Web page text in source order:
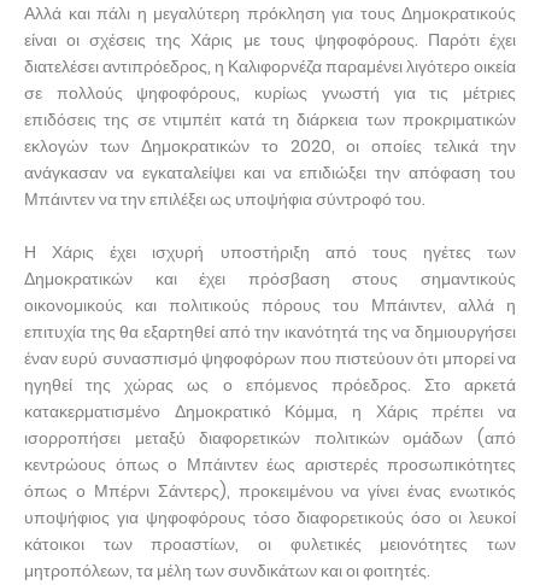
Αλλά και πάλι η μεγαλύτερη πρόκληση για τους Δημοκρατικούς
είναι οι σχέσεις της Χάρις με τους ψηφοφόρους. Παρότι έχει
διατελέσει αντιπρόεδρος, η Καλιφορνέζα παραμένει λιγότερο οικεία
σε πολλούς ψηφοφόρους, κυρίως γνωστή για τις μέτριες
επιδόσεις της σε ντιμπέιτ κατά τη διάρκεια των προκριματικών
εκλογών των Δημοκρατικών το 2020, οι οποίες τελικά την
ανάγκασαν να εγκαταλείψει και να επιδιώξει την απόφαση του
Μπάιντεν να την επιλέξει ως υποψήφια σύντροφό του.
Η Χάρις έχει ισχυρή υποστήριξη από τους ηγέτες των
Δημοκρατικών και έχει πρόσβαση στους σημαντικούς
οικονομικούς και πολιτικούς πόρους του Μπάιντεν, αλλά η
επιτυχία της θα εξαρτηθεί από την ικανότητά της να δημιουργήσει
έναν ευρύ συνασπισμό ψηφοφόρων που πιστεύουν ότι μπορεί να
ηγηθεί της χώρας ως ο επόμενος πρόεδρος. Στο αρκετά
κατακερματισμένο Δημοκρατικό Κόμμα, η Χάρις πρέπει να
ισορροπήσει μεταξύ διαφορετικών πολιτικών ομάδων (από
κεντρώους όπως ο Μπάιντεν έως αριστερές προσωπικότητες
όπως ο Μπέρνι Σάντερς), προκειμένου να γίνει ένας ενωτικός
υποψήφιος για ψηφοφόρους τόσο διαφορετικούς όσο οι λευκοί
κάτοικοι των προαστίων, οι φυλετικές μειονότητες των
μητροπόλεων, τα μέλη των συνδικάτων και οι φοιτητές.